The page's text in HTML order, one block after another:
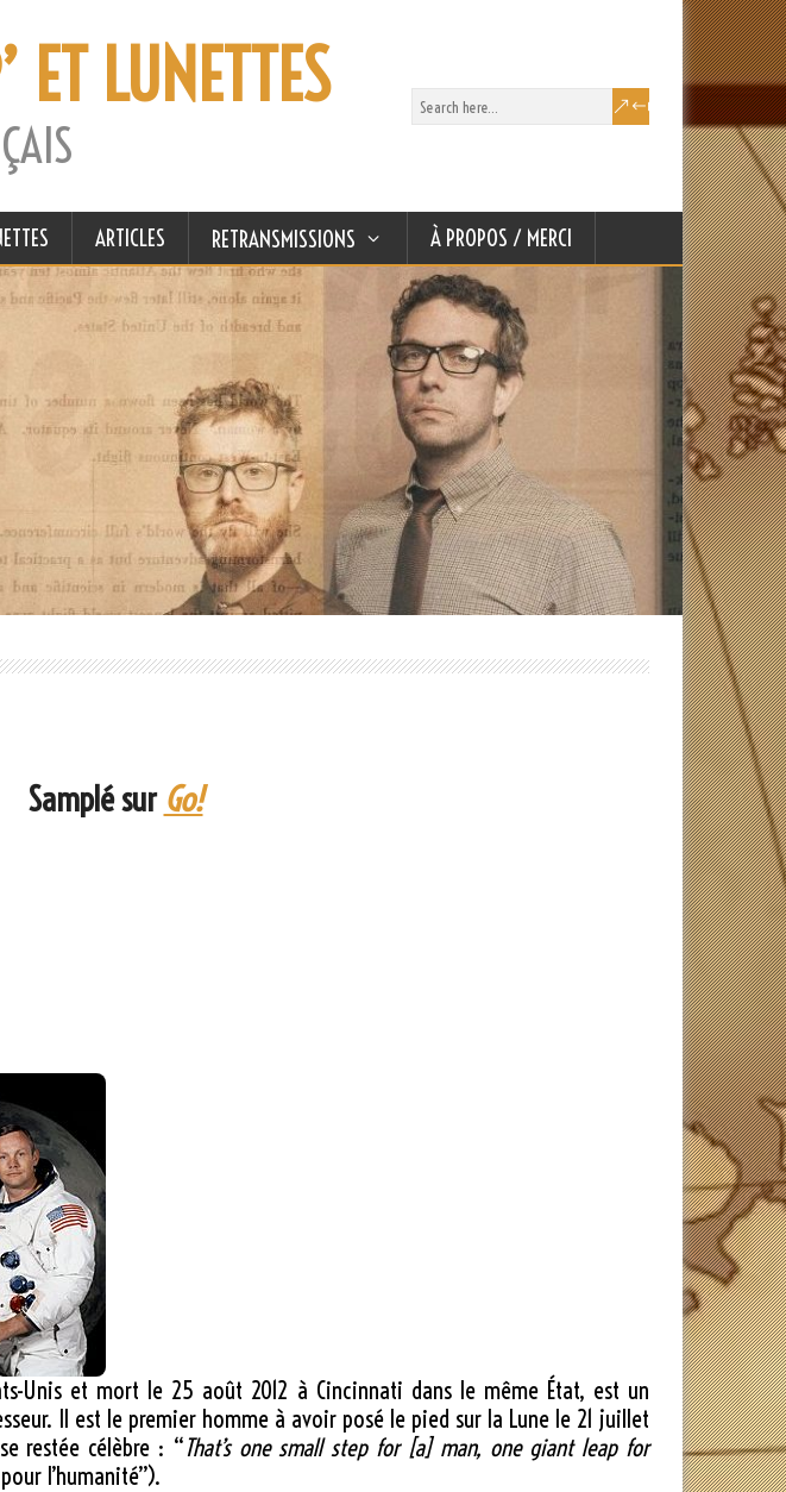
ET LUNETTES
ARTICLES RETRANSMISSIONS À PROPOS / MERCI
Samplé sur Go!
Unis et mort le 25 août 2012 à Cincinnati dans le même État, est un
Il est le premier homme à avoir posé le pied sur la Lune le 21 juillet
restée célèbre : “That’s one small step for [a] man, one giant leap for
l’humanité”).